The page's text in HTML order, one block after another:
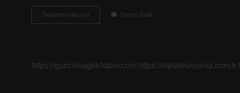
Devamını okuyun Karbonhidrat
Ihtiyacı
Yorum Bırak
https://guncelsaglikhaber.com https://dijitaldunyaniz.com.tr